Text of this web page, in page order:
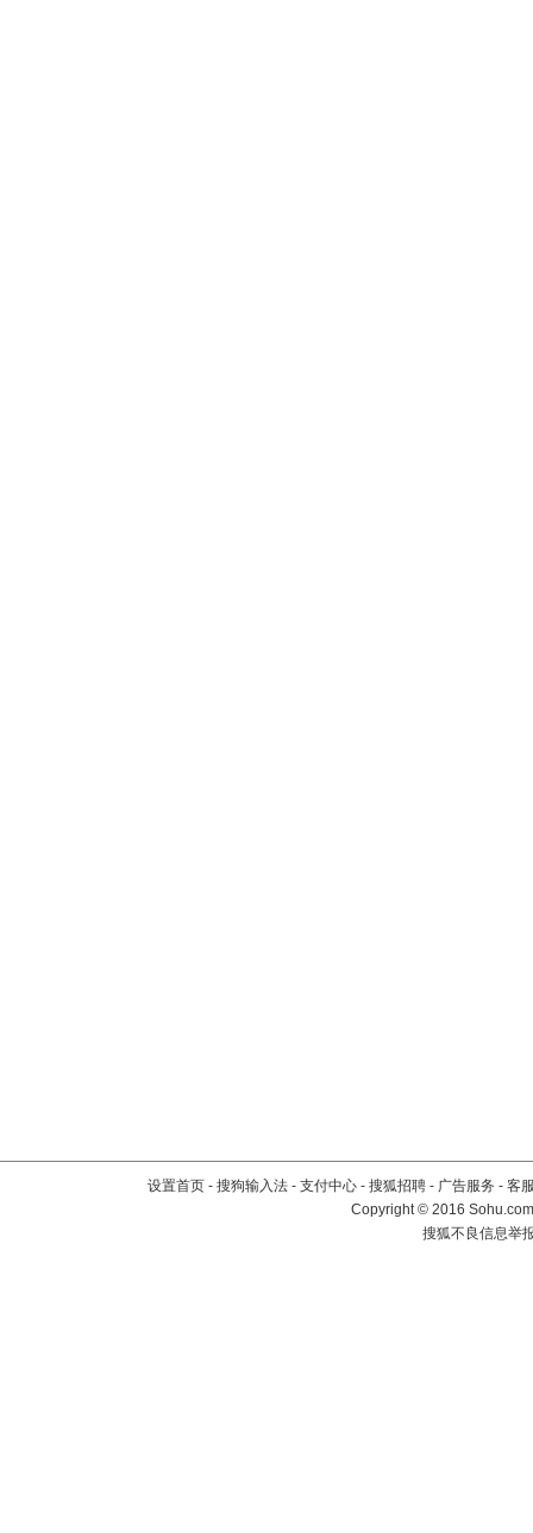
设置首页 - 搜狗输入法 - 支付中心 - 搜狐招聘 - 广告服务 - 客
Copyright©2016
搜狐不良信息举